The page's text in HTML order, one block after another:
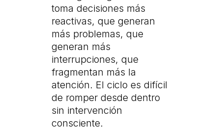
toma decisiones más
reactivas, que generan
más problemas, que
generan más
interrupciones, que
fragmentan más la
atención. El ciclo es difícil
de romper desde dentro
sin intervención
consciente.